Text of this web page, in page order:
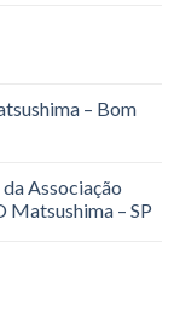
– Bom
Associação
Matsushima – SP